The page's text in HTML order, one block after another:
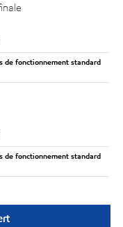
de fonctionnement standard
de fonctionnement standard